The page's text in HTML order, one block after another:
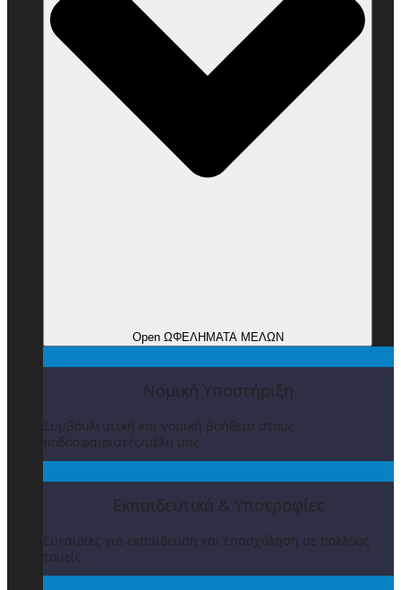
Open ΩΦΕΛΗΜΑΤΑ ΜΕΛΩΝ
Νομική Υποστήριξη
Συμβουλευτική και νομική βοήθεια στους
ποδοσφαιριστές/μέλη μας
Εκπαιδευτικά & Υποτροφίες
Ευκαιρίες για εκπαίδευση και επασχόληση σε πολλούς
τομείς